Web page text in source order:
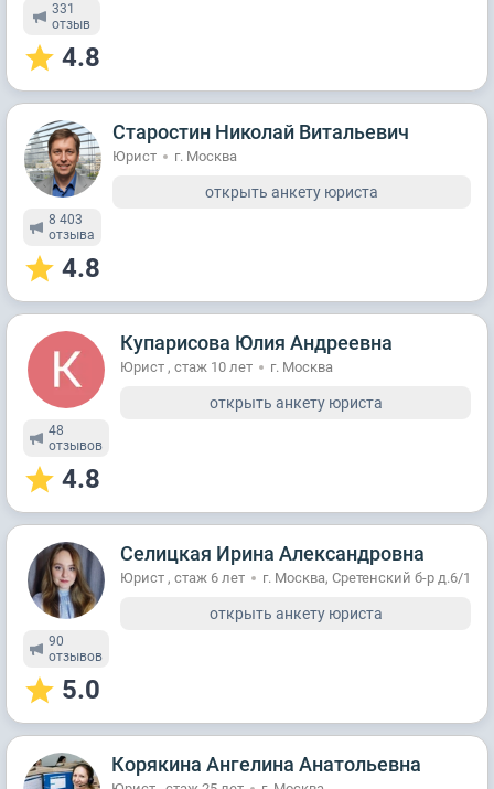
331
отзыв
4.8
8 403
отзывa
4.8
Старостин Николай Витальевич
Юрист г. Москва
открыть анкету юриста
48
отзывов
4.8
Купарисова Юлия Андреевна
Юрист , стаж 10 лет г. Москва
открыть анкету юриста
90
отзывов
5.0
Селицкая Ирина Александровна
Юрист , стаж 6 лет г. Москва, Сретенский б-р д.6/1
открыть анкету юриста
Корякина Ангелина Анатольевна